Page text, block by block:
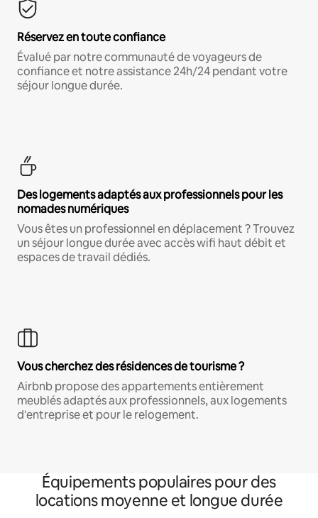
Réservez en toute confiance
Évalué par notre communauté de voyageurs de
confiance et notre assistance 24h/24 pendant votre
séjour longue durée.
Des logements adaptés aux professionnels pour les
nomades numériques
Vous êtes un professionnel en déplacement ? Trouvez
un séjour longue durée avec accès wifi haut débit et
espaces de travail dédiés.
Vous cherchez des résidences de tourisme ?
Airbnb propose des appartements entièrement
meublés adaptés aux professionnels, aux logements
d'entreprise et pour le relogement.
Équipements populaires pour des
locations moyenne et longue durée